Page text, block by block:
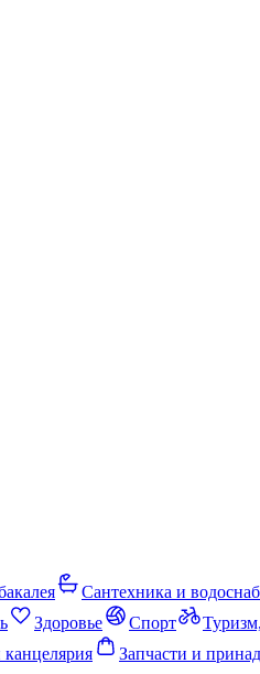
Сантехника и
Здоровье Спорт
Запчасти и